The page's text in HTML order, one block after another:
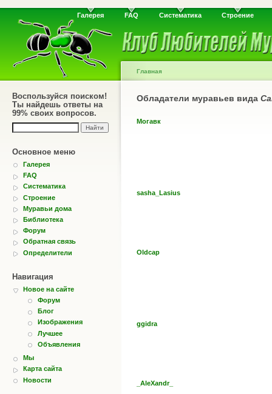
Галерея FAQ Систематика Строение
Воспользуйся поиском!
Ты найдешь ответы на
99% своих вопросов.
Основное меню
Галерея
FAQ
Систематика
Строение
Муравьи дома
Библиотека
Форум
Обратная связь
Определители
Навигация
Новое на сайте
Форум
Блог
Изображения
Лучшее
Объявления
Мы
Карта сайта
Новости
Главная
Обладатели муравьев вида
Могавк
sasha_Lasius
Oldcap
ggidra
_AleXandr_